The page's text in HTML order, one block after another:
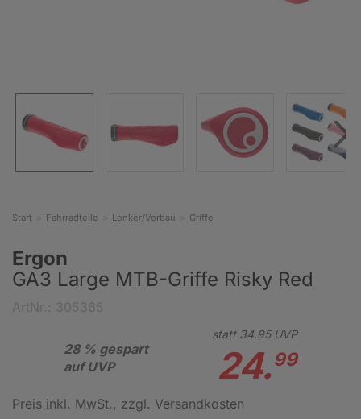
Start Fahrradteile Lenker/Vorbau Griffe
Ergon
GA3 Large MTB-Griffe Risky Red
28 % gespart
auf UVP
statt 34.95UVP
24.99
Preis inkl. MwSt., zzgl. Versandkosten